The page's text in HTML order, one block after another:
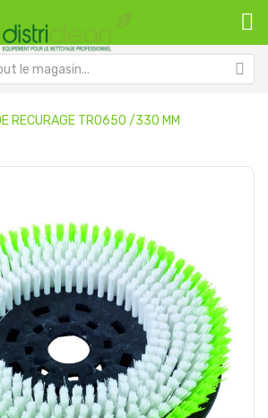
RECURAGE TRO650 /330 MM